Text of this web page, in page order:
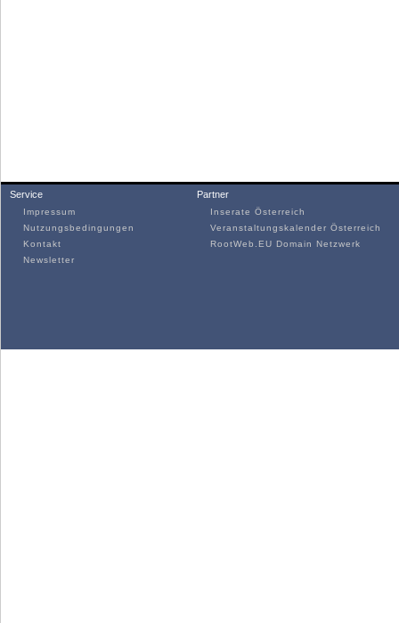
Service
Impressum
Nutzungsbedingungen
Kontakt
Newsletter
Partner
Inserate Österreich
Veranstaltungskalender Österreich
RootWeb.EU Domain Netzwerk